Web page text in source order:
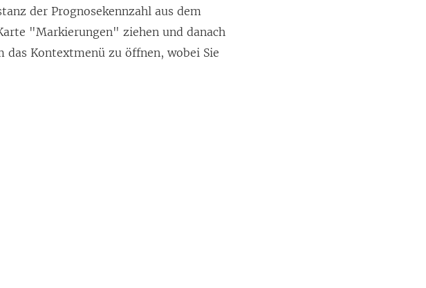
der Prognosekennzahl aus dem
"Markierungen" ziehen und danach
Kontextmenü zu öffnen, wobei Sie